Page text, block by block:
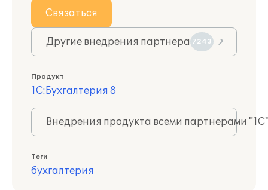
Связаться
Другие внедрения партнера 7243
Продукт
1С:Бухгалтерия 8
Внедрения продукта всеми партнерами
Теги
бухгалтерия